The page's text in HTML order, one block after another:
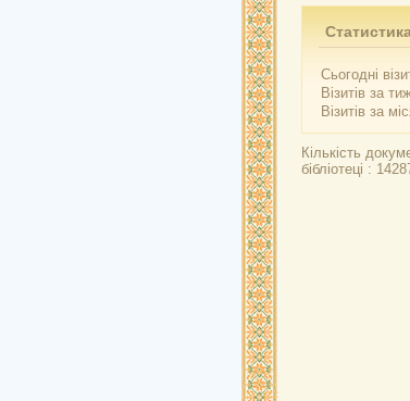
Сьогодні
Візитів за
Візитів за
Кількість
бібліотеці :